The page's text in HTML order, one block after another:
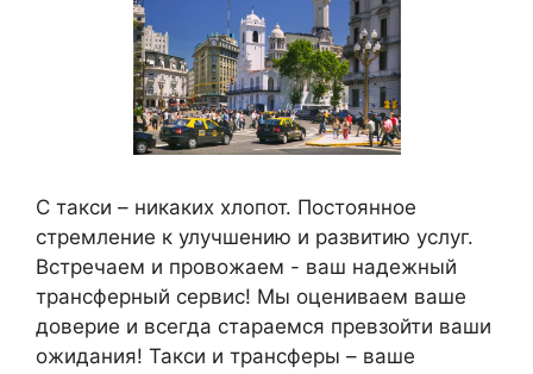
С такси – никаких хлопот. Постоянное
стремление к улучшению и развитию услуг.
Встречаем и провожаем - ваш надежный
трансферный сервис! Мы оцениваем ваше
доверие и всегда стараемся превзойти ваши
ожидания! Такси и трансферы – ваше